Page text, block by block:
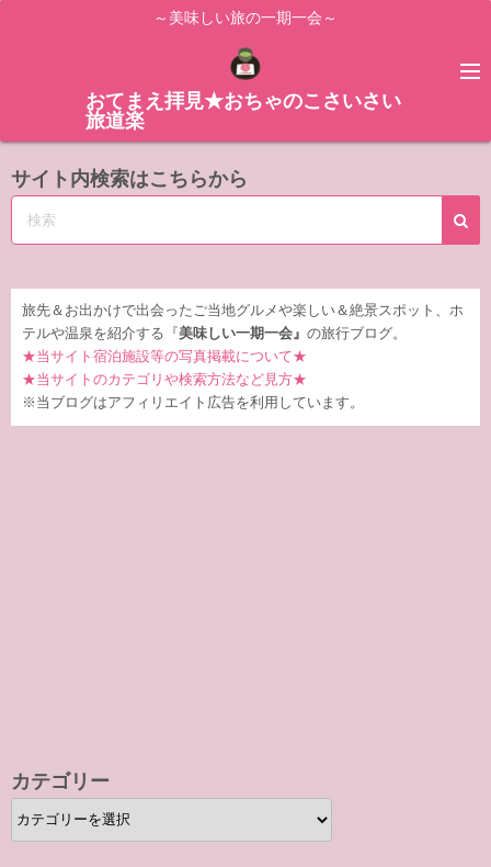
ス
ッ
～美味しい旅の一期一会～
おてまえ拝見★おちゃのこさいさい
旅道楽
サイト内検索はこちらから
旅先＆お出かけで出会ったご当地グルメや楽しい＆絶景スポット、ホ
テルや温泉を紹介する『 美味しい一期一会』 の旅行ブログ。
★当サイト宿泊施設等の写真掲載について★
★当サイトのカテゴリや検索方法など見方★
※当ブログはアフィリエイト広告を利用しています。
カテゴリー
カ
テ